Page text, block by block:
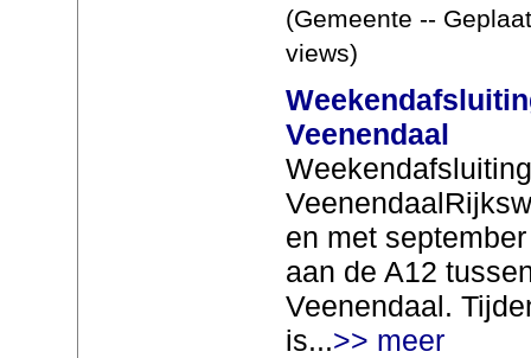
(Gemeente --
views)
Veenendaal
en met
aan de A12
Veenendaal.
is...>> meer